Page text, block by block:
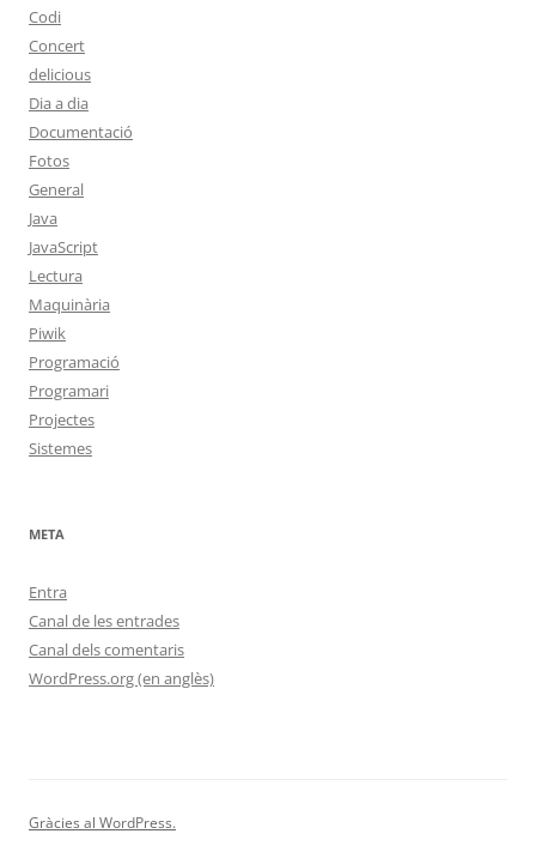
Codi
Concert
delicious
Dia a dia
Documentació
Fotos
General
Java
JavaScript
Lectura
Maquinària
Piwik
Programació
Programari
Projectes
Sistemes
META
Entra
Canal de les entrades
Canal dels comentaris
WordPress.org (en anglès)
Gràcies al WordPress.